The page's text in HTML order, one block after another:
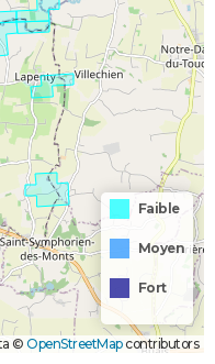
Faible
Moyen
Fort
© OpenStreetMapcontributors